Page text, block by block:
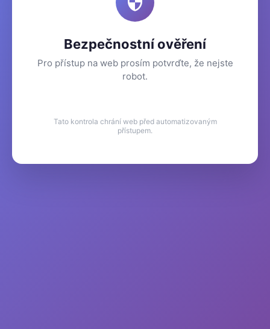
Bezpečnostní ověření
Pro přístup na web prosím potvrďte, že nejste
robot.
Tato kontrola chrání web před automatizovaným
přístupem.